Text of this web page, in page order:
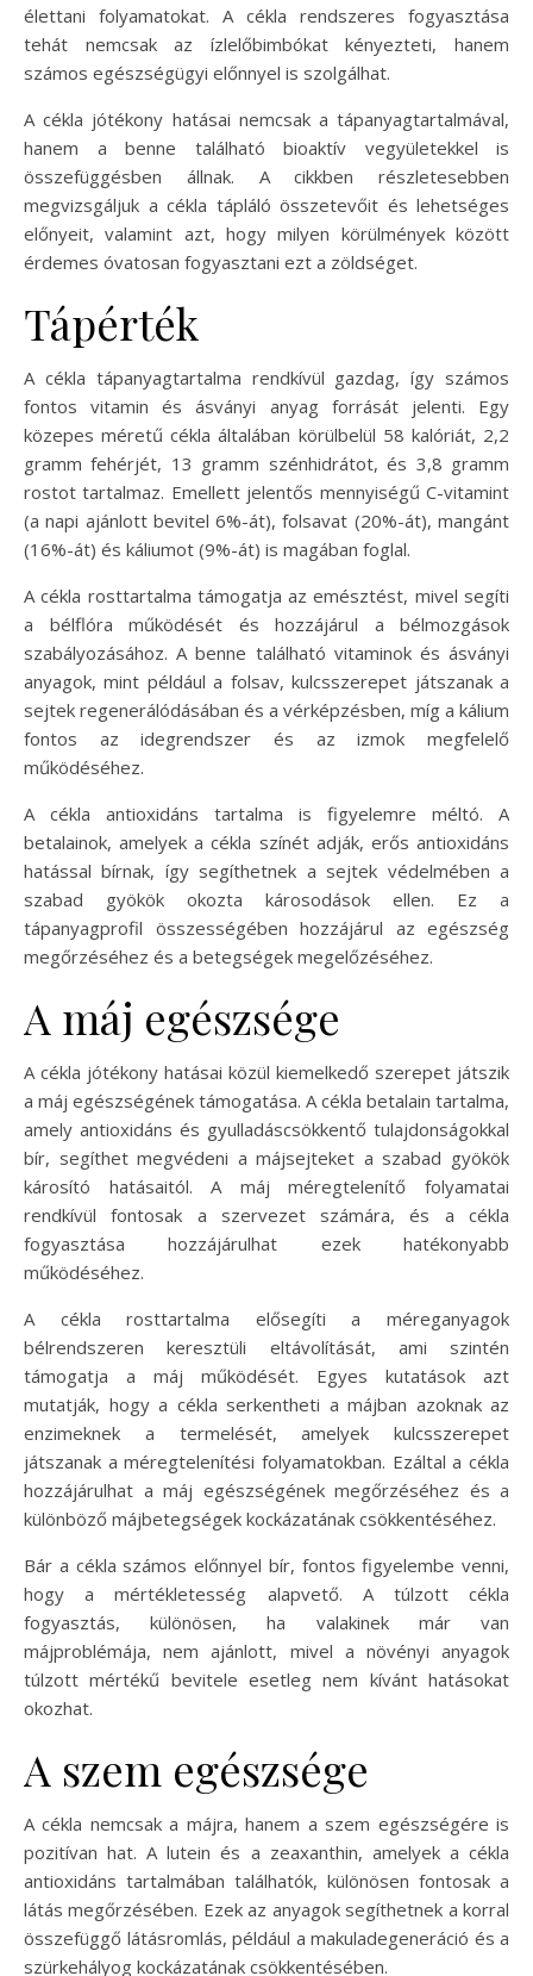
élettani folyamatokat. A cékla rendszeres fogyasztása
tehát nemcsak az ízlelőbimbókat kényezteti, hanem
számos egészségügyi előnnyel is szolgálhat.
A cékla jótékony hatásai nemcsak a tápanyagtartalmával,
hanem a benne található bioaktív vegyületekkel is
összefüggésben állnak. A cikkben részletesebben
megvizsgáljuk a cékla tápláló összetevőit és lehetséges
előnyeit, valamint azt, hogy milyen körülmények között
érdemes óvatosan fogyasztani ezt a zöldséget.
Tápérték
A cékla tápanyagtartalma rendkívül gazdag, így számos
fontos vitamin és ásványi anyag forrását jelenti. Egy
közepes méretű cékla általában körülbelül 58 kalóriát, 2,2
gramm fehérjét, 13 gramm szénhidrátot, és 3,8 gramm
rostot tartalmaz. Emellett jelentős mennyiségű C-vitamint
(a napi ajánlott bevitel 6%-át), folsavat (20%-át), mangánt
(16%-át) és káliumot (9%-át) is magában foglal.
A cékla rosttartalma támogatja az emésztést, mivel segíti
a bélflóra működését és hozzájárul a bélmozgások
szabályozásához. A benne található vitaminok és ásványi
anyagok, mint például a folsav, kulcsszerepet játszanak a
sejtek regenerálódásában és a vérképzésben, míg a kálium
fontos az idegrendszer és az izmok megfelelő
működéséhez.
A cékla antioxidáns tartalma is figyelemre méltó. A
betalainok, amelyek a cékla színét adják, erős antioxidáns
hatással bírnak, így segíthetnek a sejtek védelmében a
szabad gyökök okozta károsodások ellen. Ez a
tápanyagprofil összességében hozzájárul az egészség
megőrzéséhez és a betegségek megelőzéséhez.
A máj egészsége
A cékla jótékony hatásai közül kiemelkedő szerepet játszik
a máj egészségének támogatása. A cékla betalain tartalma,
amely antioxidáns és gyulladáscsökkentő tulajdonságokkal
bír, segíthet megvédeni a májsejteket a szabad gyökök
károsító hatásaitól. A máj méregtelenítő folyamatai
rendkívül fontosak a szervezet számára, és a cékla
fogyasztása hozzájárulhat ezek hatékonyabb
működéséhez.
A cékla rosttartalma elősegíti a méreganyagok
bélrendszeren keresztüli eltávolítását, ami szintén
támogatja a máj működését. Egyes kutatások azt
mutatják, hogy a cékla serkentheti a májban azoknak az
enzimeknek a termelését, amelyek kulcsszerepet
játszanak a méregtelenítési folyamatokban. Ezáltal a cékla
hozzájárulhat a máj egészségének megőrzéséhez és a
különböző májbetegségek kockázatának csökkentéséhez.
Bár a cékla számos előnnyel bír, fontos figyelembe venni,
hogy a mértékletesség alapvető. A túlzott cékla
fogyasztás, különösen, ha valakinek már van
májproblémája, nem ajánlott, mivel a növényi anyagok
túlzott mértékű bevitele esetleg nem kívánt hatásokat
okozhat.
A szem egészsége
A cékla nemcsak a májra, hanem a szem egészségére is
pozitívan hat. A lutein és a zeaxanthin, amelyek a cékla
antioxidáns tartalmában találhatók, különösen fontosak a
látás megőrzésében. Ezek az anyagok segíthetnek a korral
összefüggő látásromlás, például a makuladegeneráció és a
szürkehályog kockázatának csökkentésében.